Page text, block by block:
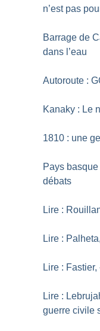
n’est pas
Barrage de
dans l’eau
Autoroute :
Kanaky : Le
1810 : une
Pays
débats
Lire :
Lire :
Lire : Fastier,
Lire :
guerre civile